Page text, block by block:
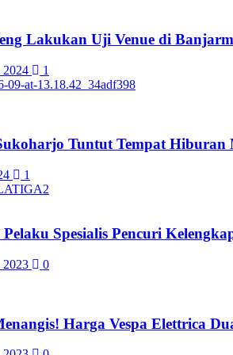
Lakukan Uji Venue di
2024 1
Tuntut Tempat Hiburan
1
Spesialis Pencuri
2023 0
Harga Vespa Elettrica